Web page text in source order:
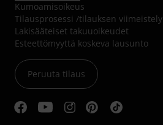
Kumoamisoikeus
Tilausprosessi /tilauksen viimeistely
Lakisääteiset takuuoikeudet
Esteettömyyttä koskeva lausunto
Peruuta tilaus